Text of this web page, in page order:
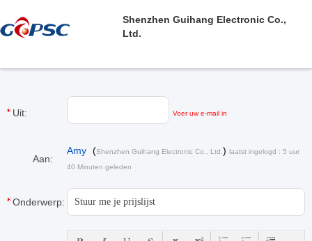
Shenzhen Guihang Electronic Co.,
Ltd.
Uit: Voer uw e-mail in
Aan:
Amy (Shenzhen Guihang Electronic Co., Ltd. ) laatst ingelogd : 5 uur
40 Minuten geleden
Onderwerp: